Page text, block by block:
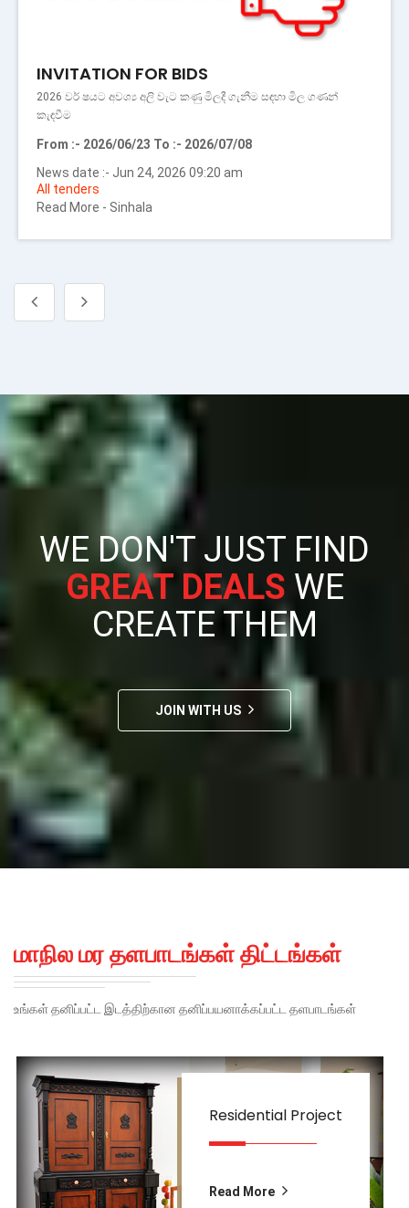
PROCUREMENT NOTICE
රාජ්‍ය දැව සංස්ථාව සඳහා අවශ්‍ය වාහන මිලදී ගැනීම
News date :- Jun 18, 2026 09:56 am
All tenders
WE DON'T JUST FIND
GREAT DEALS WE
CREATE THEM
JOIN WITH US
மாநில மர தளபாடங்கள் திட்டங்கள்
உங்கள் தனிப்பட்ட இடத்திற்கான தனிப்பயனாக்கப்பட்ட தளபாடங்கள்
Residential Project
Read More